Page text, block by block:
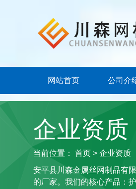
网站首页 公司介
企业资质
当前位置：首页 >企业资质
安平县川森金属丝网制品有
的厂家。我们的核心产品：